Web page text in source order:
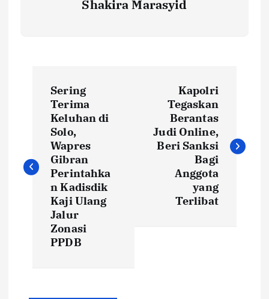
Shakira Marasyid
t
Sering
Terima
Keluhan di
Solo,
Wapres
Gibran
Perintahka
n Kadisdik
Kaji Ulang
Jalur
Zonasi
PPDB
Kapolri
Tegaskan
Berantas
Judi Online,
Beri Sanksi
Bagi
Anggota
yang
Terlibat